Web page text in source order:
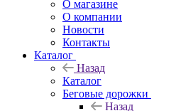
О магазине
О компании
Новости
Контакты
Каталог
Назад
Каталог
Беговые дорожки
Назад